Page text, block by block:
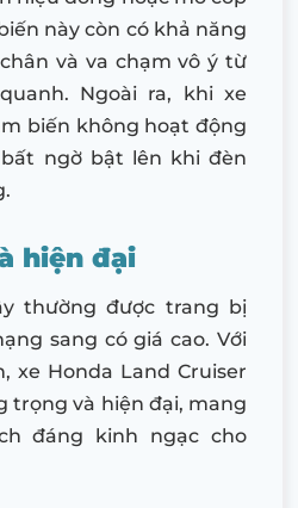
này còn có khả năng
và va chạm vô ý từ
Ngoài ra, khi xe
biến không hoạt động
ngờ bật lên khi đèn
hiện đại
thường được trang bị
sang có giá cao. Với
xe Honda Land Cruiser
trọng và hiện đại, mang
đáng kinh ngạc cho